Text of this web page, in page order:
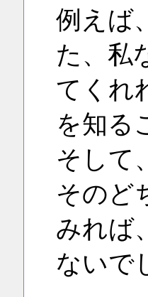
例えば
た、私
てくれ
を知る
そして
そのど
みれば
ないで